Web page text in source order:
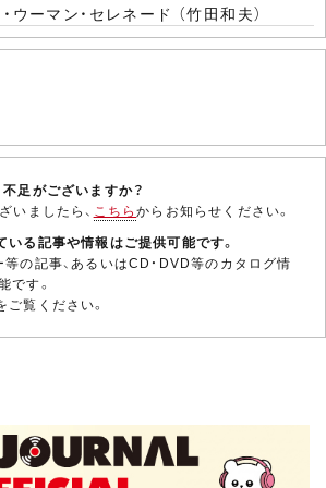
ウーマン・セレネード （竹田和夫）
足がございますか？
いましたら、 こちらからお知らせください。
る記事や情報はご提供可能です。
の記事、あるいはCD・DVD等のカタログ情
です。
ご覧ください。